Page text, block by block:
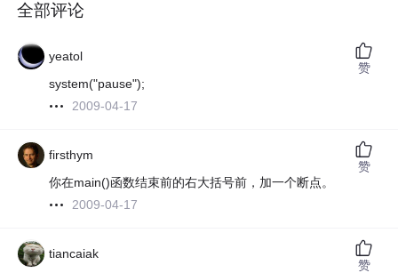
全部评论
yeatol
system("pause");
2009-04-17
赞
firsthym
你在main()函数结束前的右大括号前，加一个断点。
2009-04-17
赞
tiancaiak
赞